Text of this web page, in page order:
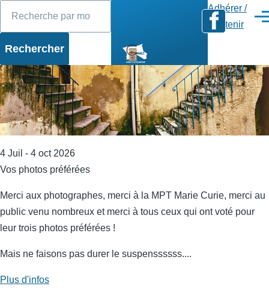
Adhérer /
Soutenir
Diaporama
4 Juil - 4 oct 2026
Vos photos préférées
Merci aux photographes, merci à la MPT Marie Curie, merci au
public venu nombreux et merci à tous ceux qui ont voté pour
leur trois photos préférées !
Mais ne faisons pas durer le suspenssssss....
Plus d'infos